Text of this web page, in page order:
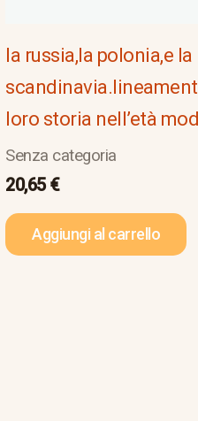
la russia,la polonia,e la
loro storia nell’età
Senza categoria
20,65€
Aggiungi al carrello